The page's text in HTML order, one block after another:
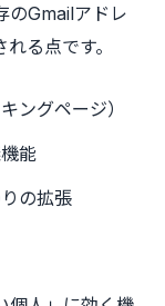
のGmailアドレ
る点です。
ングページ）
能
の拡張